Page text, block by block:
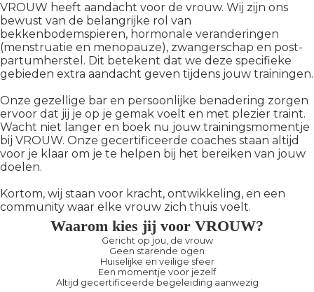
VROUW heeft aandacht voor de vrouw. Wij zijn ons
bewust van de belangrijke rol van
bekkenbodemspieren, hormonale veranderingen
(menstruatie en menopauze), zwangerschap en post-
partumherstel. Dit betekent dat we deze specifieke
gebieden extra aandacht geven tijdens jouw trainingen.
Onze gezellige bar en persoonlijke benadering zorgen
ervoor dat jij je op je gemak voelt en met plezier traint.
Wacht niet langer en boek nu jouw trainingsmomentje
bij VROUW. Onze gecertificeerde coaches staan altijd
voor je klaar om je te helpen bij het bereiken van jouw
doelen.
Kortom, wij staan voor kracht, ontwikkeling, en een
community waar elke vrouw zich thuis voelt.
Waarom kies jij voor VROUW?
Gericht op jou, de vrouw
Geen starende ogen
Huiselijke en veilige sfeer
Een momentje voor jezelf
Altijd gecertificeerde begeleiding aanwezig